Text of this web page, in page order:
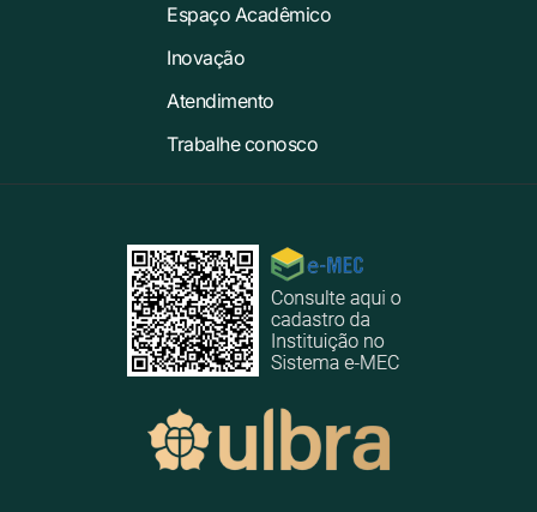
Espaço Acadêmico
Inovação
Atendimento
Trabalhe conosco